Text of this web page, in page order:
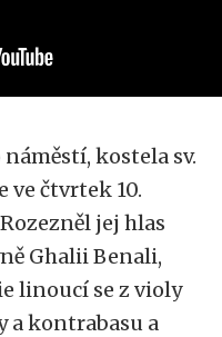
kostela sv.
ve čtvrtek 10.
jej hlas
Ghalii Benali,
linoucí se z violy
a kontrabasu a